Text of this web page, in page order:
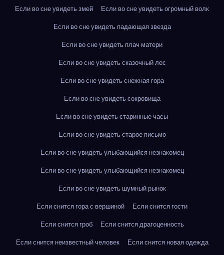
Если во сне увидеть змей
Если во сне увидеть огромный волк
Если во сне увидеть падающая звезда
Если во сне увидеть плач матери
Если во сне увидеть сказочный лес
Если во сне увидеть снежная гора
Если во сне увидеть сокровища
Если во сне увидеть старинные часы
Если во сне увидеть старое письмо
Если во сне увидеть улыбающийся незнакомец
Если во сне увидеть улыбающийся незнакомец
Если во сне увидеть шумный рынок
Если снится гора с вершиной
Если снится гости
Если снится гроб
Если снится драгоценность
Если снится неизвестный человек
Если снится новая одежда